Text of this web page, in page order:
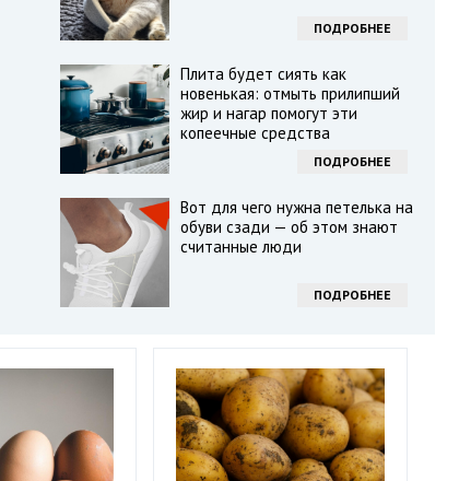
ПОДРОБНЕЕ
Плита будет сиять как
новенькая: отмыть прилипший
жир и нагар помогут эти
копеечные средства
ПОДРОБНЕЕ
Вот для чего нужна петелька на
обуви сзади — об этом знают
считанные люди
ПОДРОБНЕЕ